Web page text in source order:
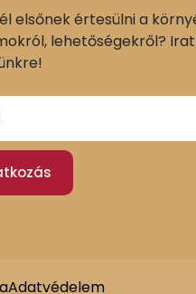
elsőnek értesülni a
lehetőségekről?
Adatvédelem